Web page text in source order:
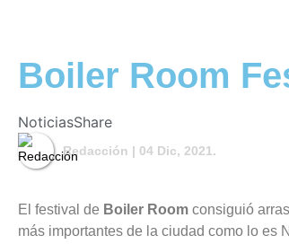
Boiler Room
NoticiasShare
Redacción | 04 Dic, 2021.
El festival de Boiler Room consiguió
más importantes de la ciudad como lo es